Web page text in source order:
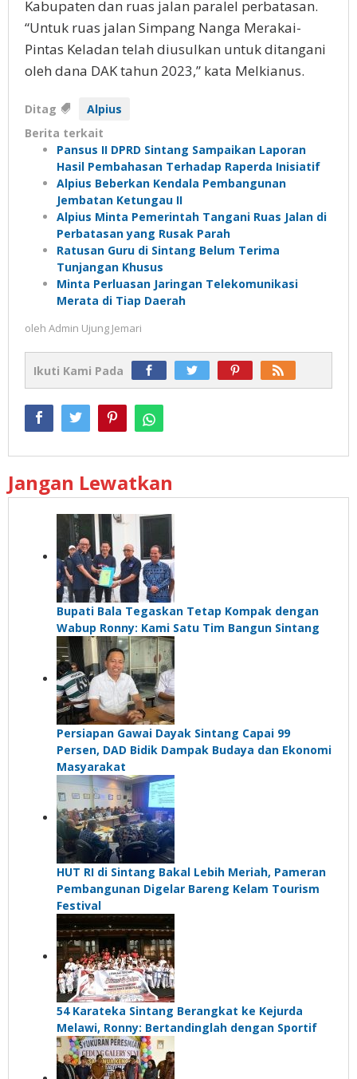
Kabupaten dan ruas jalan paralel perbatasan.
“Untuk ruas jalan Simpang Nanga Merakai-
Pintas Keladan telah diusulkan untuk ditangani
oleh dana DAK tahun 2023,” kata Melkianus.
Ditag
Alpius
Berita terkait
Pansus II DPRD Sintang Sampaikan Laporan
Hasil Pembahasan Terhadap Raperda Inisiatif
Alpius Beberkan Kendala Pembangunan
Jembatan Ketungau II
Alpius Minta Pemerintah Tangani Ruas Jalan di
Perbatasan yang Rusak Parah
Ratusan Guru di Sintang Belum Terima
Tunjangan Khusus
Minta Perluasan Jaringan Telekomunikasi
Merata di Tiap Daerah
oleh Admin Ujung Jemari
Ikuti Kami Pada
Jangan Lewatkan
Bupati Bala Tegaskan Tetap Kompak dengan
Wabup Ronny: Kami Satu Tim Bangun Sintang
Persiapan Gawai Dayak Sintang Capai 99
Persen, DAD Bidik Dampak Budaya dan Ekonomi
Masyarakat
HUT RI di Sintang Bakal Lebih Meriah, Pameran
Pembangunan Digelar Bareng Kelam Tourism
Festival
54 Karateka Sintang Berangkat ke Kejurda
Melawi, Ronny: Bertandinglah dengan Sportif